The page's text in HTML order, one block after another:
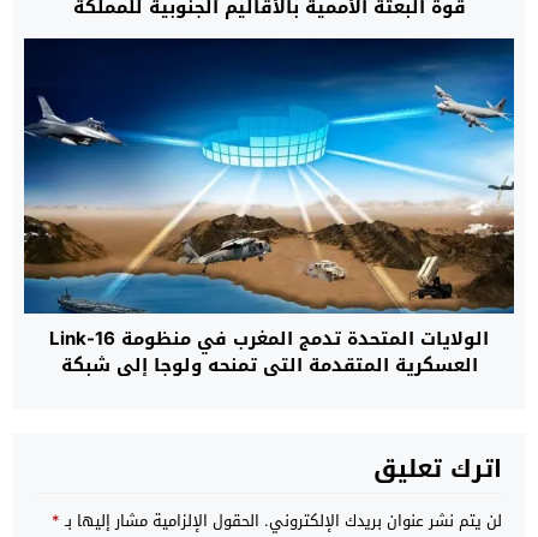
قوة البعثة الأممية بالأقاليم الجنوبية للمملكة
الولايات المتحدة تدمج المغرب في منظومة Link-16
العسكرية المتقدمة التي تمنحه ولوجا إلى شبكة
اترك تعليق
لن يتم نشر عنوان بريدك الإلكتروني. الحقول الإلزامية مشار إليها بـ*